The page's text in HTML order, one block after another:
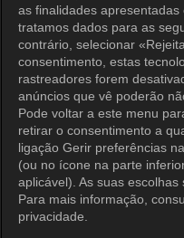
as finalidades
tratamos dados para as
contrário, selecionar
consentimento, estas
rastreadores forem
anúncios que vê poderão
Pode voltar a este menu
retirar o consentimento a
ligação Gerir preferências
(ou no ícone na parte
aplicável). As suas escolhas
Para mais informação,
privacidade.